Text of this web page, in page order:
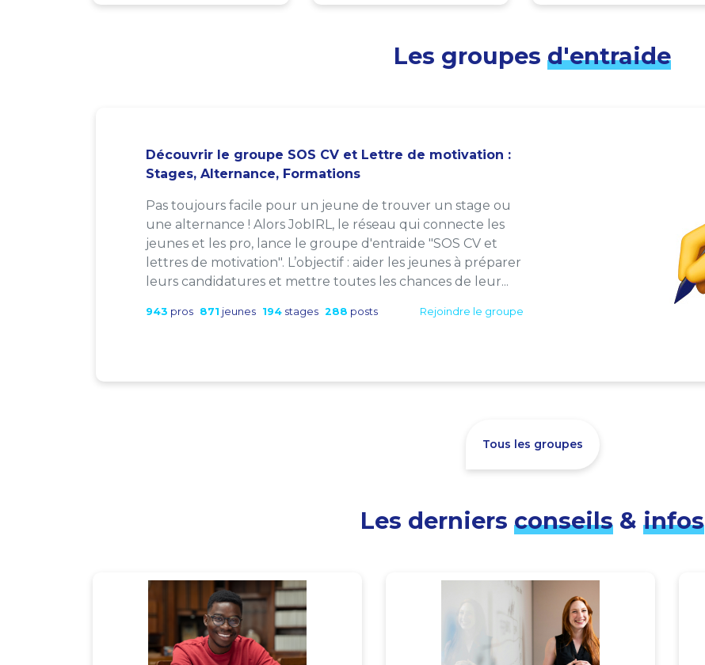
Les groupes d'entraide
Découvrir le groupe SOS CV et Lettre de motivation :
Stages, Alternance, Formations
Pas toujours facile pour un jeune de trouver un stage ou
une alternance ! Alors JobIRL, le réseau qui connecte les
jeunes et les pro, lance le groupe d'entraide "SOS CV et
lettres de motivation". L’objectif : aider les jeunes à préparer
leurs candidatures et mettre toutes les chances de leur...
943 pros 871 jeunes 194 stages 288 posts Rejoindre le groupe
Tous les groupes
Les derniers conseils & infos